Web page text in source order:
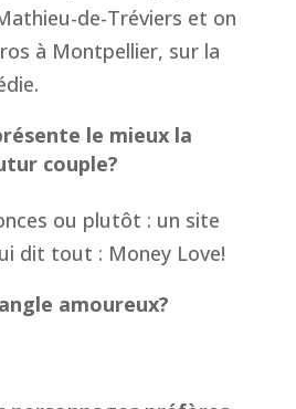
de-Tréviers et on
à Montpellier, sur la
le mieux la
couple?
ou plutôt : un site
dit tout : Money Love!
amoureux?